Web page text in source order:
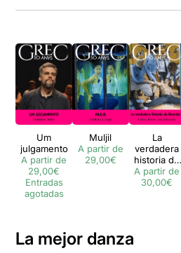
Um
julgamento
A partir de
29,00€
Entradas
agotadas
Muljil
A partir de
29,00€
La
verdadera
historia de
Ricardo III
A partir de
30,00€
La mejor danza